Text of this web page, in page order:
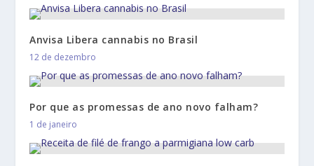
Anvisa Libera cannabis no Brasil
12 de dezembro
Por que as promessas de ano novo falham?
1 de janeiro